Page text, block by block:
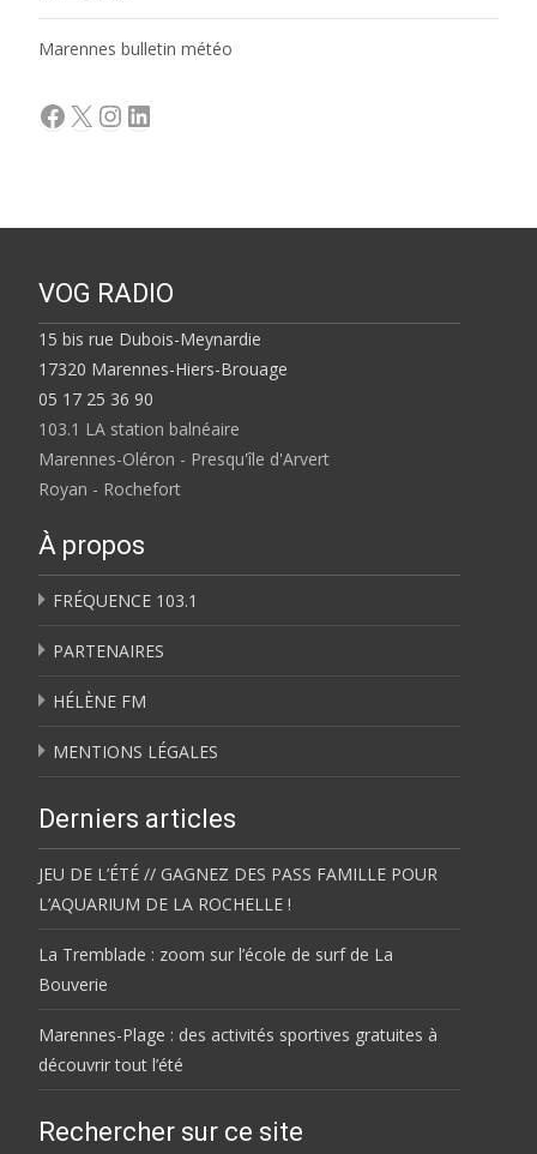
Marennes bulletin météo
Facebook
X Instagram
LinkedIn
VOG RADIO
15 bis rue Dubois-Meynardie
17320 Marennes-Hiers-Brouage
05 17 25 36 90
103.1 LA station balnéaire
Marennes-Oléron - Presqu'île d'Arvert
Royan - Rochefort
À propos
FRÉQUENCE 103.1
PARTENAIRES
HÉLÈNE FM
MENTIONS LÉGALES
Derniers articles
JEU DE L’ÉTÉ // GAGNEZ DES PASS FAMILLE POUR
L’AQUARIUM DE LA ROCHELLE !
La Tremblade : zoom sur l’école de surf de La
Bouverie
Marennes-Plage : des activités sportives gratuites à
découvrir tout l’été
Rechercher sur ce site